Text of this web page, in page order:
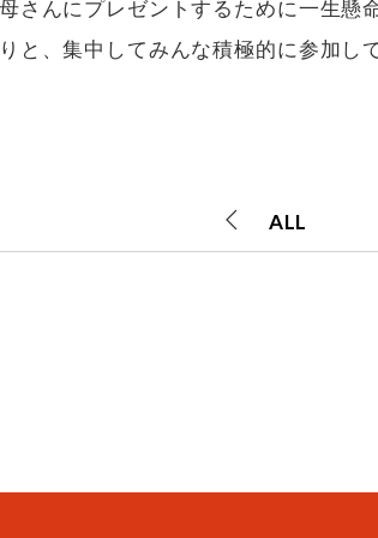
さんにプレゼントするために一生懸
と、集中してみんな積極的に参加し
ALL